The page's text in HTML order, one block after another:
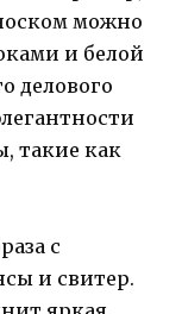
можно
и белой
делового
такие как
с
и свитер.